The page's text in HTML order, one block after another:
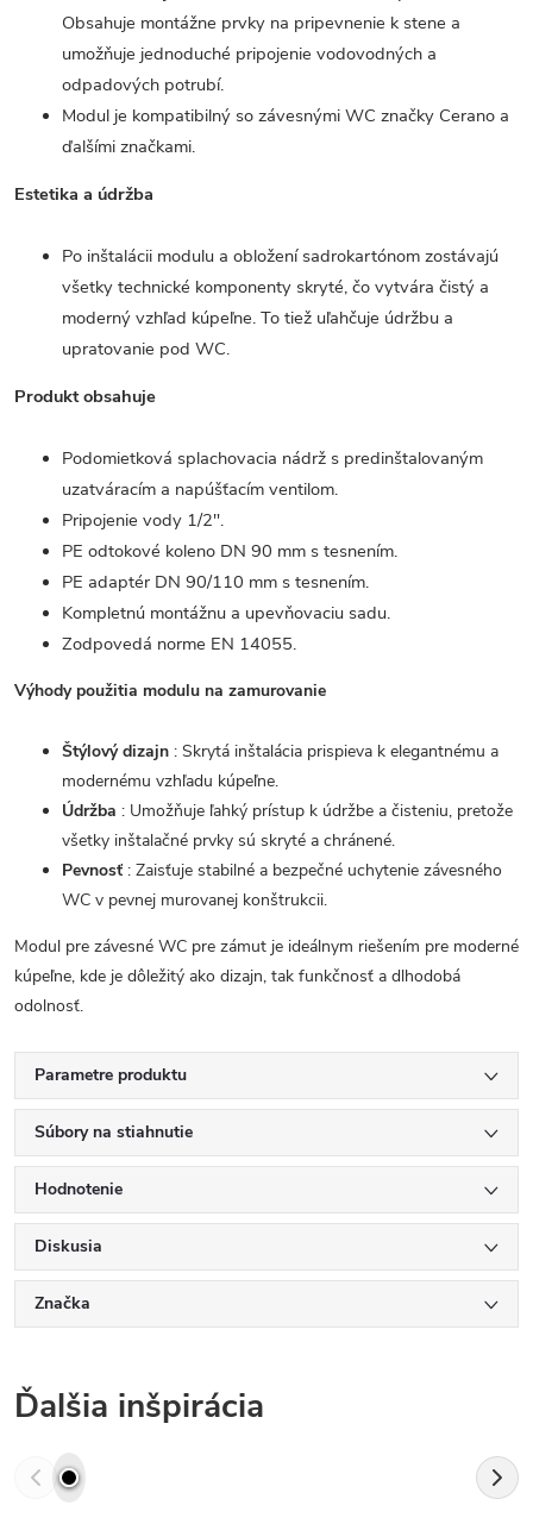
Obsahuje montážne prvky na pripevnenie k stene a
umožňuje jednoduché pripojenie vodovodných a
odpadových potrubí.
Modul je kompatibilný so závesnými WC značky Cerano a
ďalšími značkami.
Estetika a údržba
Po inštalácii modulu a obložení sadrokartónom zostávajú
všetky technické komponenty skryté, čo vytvára čistý a
moderný vzhľad kúpeľne. To tiež uľahčuje údržbu a
upratovanie pod WC.
Produkt obsahuje
Podomietková splachovacia nádrž s predinštalovaným
uzatváracím a napúšťacím ventilom.
Pripojenie vody 1/2".
PE odtokové koleno DN 90 mm s tesnením.
PE adaptér DN 90/110 mm s tesnením.
Kompletnú montážnu a upevňovaciu sadu.
Zodpovedá norme EN 14055.
Výhody použitia modulu na zamurovanie
Štýlový dizajn : Skrytá inštalácia prispieva k elegantnému a
modernému vzhľadu kúpeľne.
Údržba : Umožňuje ľahký prístup k údržbe a čisteniu, pretože
všetky inštalačné prvky sú skryté a chránené.
Pevnosť : Zaisťuje stabilné a bezpečné uchytenie závesného
WC v pevnej murovanej konštrukcii.
Modul pre závesné WC pre zámut je ideálnym riešením pre moderné
kúpeľne, kde je dôležitý ako dizajn, tak funkčnosť a dlhodobá
odolnosť.
Parametre produktu
Súbory na stiahnutie
Hodnotenie
Diskusia
Značka
Ďalšia inšpirácia